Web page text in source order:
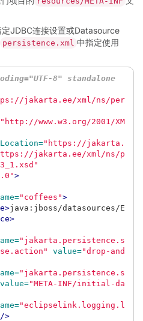
JDBC连接设置或Datasource
persistence.xml 中指定使用
8" standalone
jakarta.ee/xml/ns/per
"http://www.w3.org/2001/XM
"https://jakarta.
jakarta.ee/xml/ns/p
>
"coffees">
java:jboss/datasources/E
"jakarta.persistence.s
value="drop-and
"jakarta.persistence.s
value="META-INF/initial-da
"eclipselink.logging.l
/>